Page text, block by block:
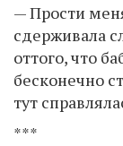
— Прости
сдерживала
оттого, что
бесконечно
тут
***